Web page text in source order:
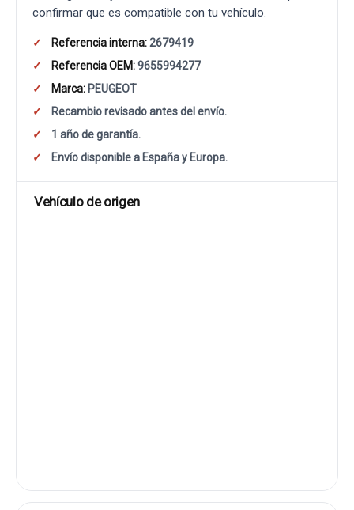
confirmar que es compatible con tu vehículo.
Referencia interna:2679419
Referencia OEM:9655994277
Marca: PEUGEOT
Recambio revisado antes del envío.
1 año de garantía.
Envío disponible a España y Europa.
Vehículo de origen